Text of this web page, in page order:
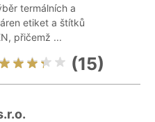
termálních a
etiket a štítků
přičemž ...
(15)